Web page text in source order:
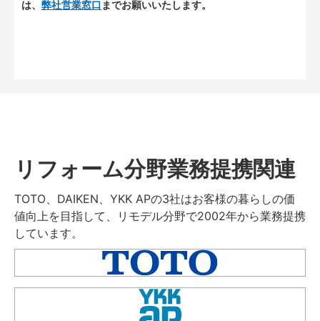
は、 弊社営業窓口 までお願いいたします。
リフォーム分野業務提携関連
TOTO、DAIKEN、YKK APの3社はお客様の暮らしの価
値向上を目指して、リモデル分野で2002年から業務提携
しています。